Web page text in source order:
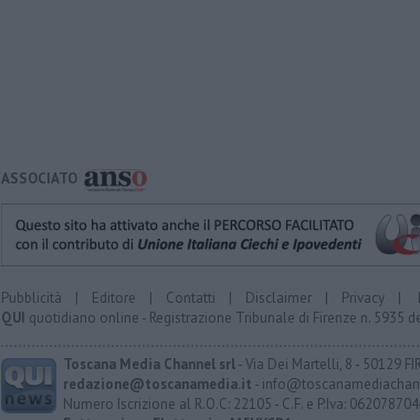
ASSOCIATO
Pubblicità | Editore | Contatti | Disclaimer | Privacy |
QUI quotidiano online - Registrazione Tribunale di Firenze n. 5935
Toscana Media Channel srl- Via Dei Martelli, 8 - 50129
redazione@toscanamedia.it -
Numero Iscrizione al R.O.C: 22105 - C.F. e P.Iva: